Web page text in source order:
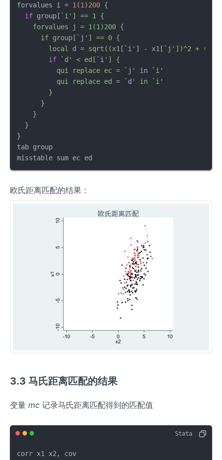
forvalues i = 1 (1 )200 {
if group[ `i'] == 1 {
    forvalues j = 1(1)200 {
      if group[`
j '] == 0 {
        local d = sqrt((x1[`i'
] - x1[ `j'])^2 +
if
`d' < ed[` i '] {
          qui replace ec = `j'
in
`i'
          qui replace ed = `
d ' in `i'
        }
      }
    }
  }
}
tab group
misstable sum ec ed
欧氏距离匹配的结果：
3.3 马氏距离匹配的结果
变量 mc 记录马氏距离匹配得到的匹配值
corr x1 x2, cov